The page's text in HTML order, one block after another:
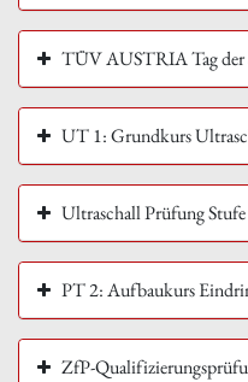
TÜV AUSTRIA Tag
UT 1: Grundkurs
Ultraschall Prüfung
PT 2: Aufbaukurs
ZfP-